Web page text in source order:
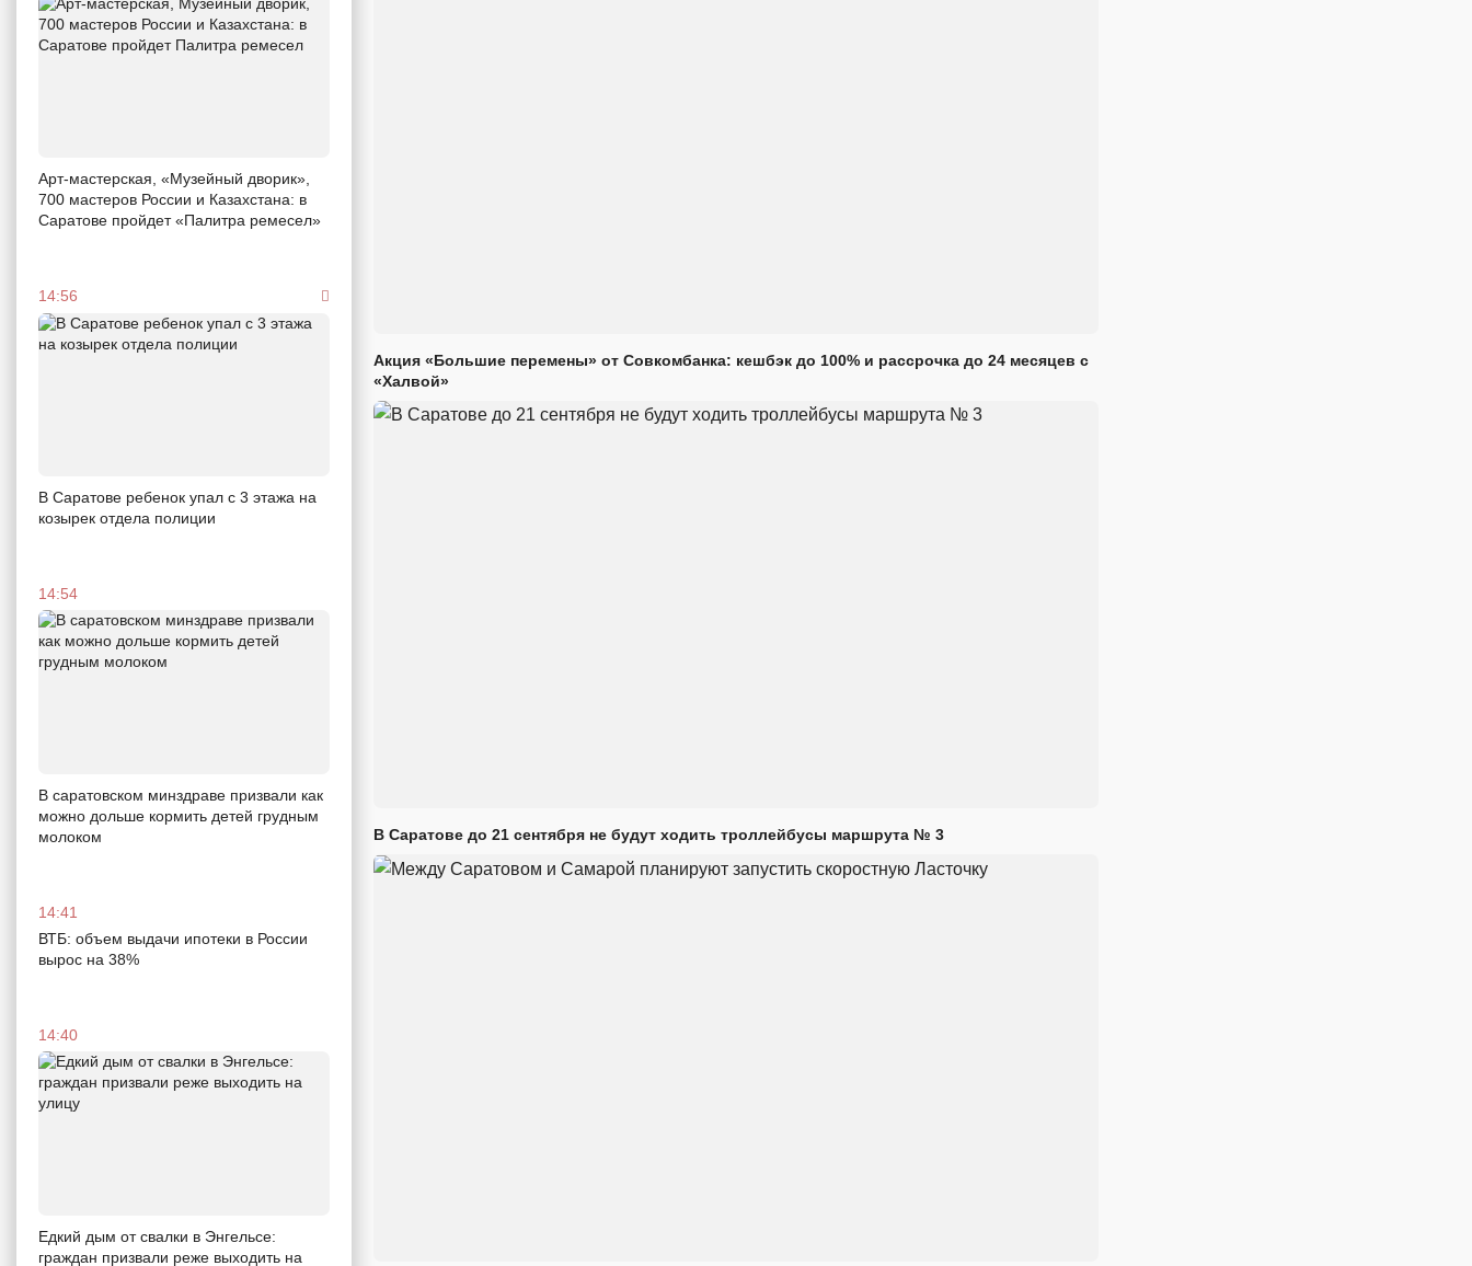
Арт-мастерская, «Музейный дворик»,
700 мастеров России и Казахстана: в
Саратове пройдет «Палитра ремесел»
14:56
В Саратове ребенок упал с 3 этажа на
козырек отдела полиции
14:54
В саратовском минздраве призвали как
можно дольше кормить детей грудным
молоком
14:41
ВТБ: объем выдачи ипотеки в России
вырос на 38%
14:40
Едкий дым от свалки в Энгельсе:
граждан призвали реже выходить на
Акция «Большие перемены» от Совкомбанка: кешбэк до 100% и рассрочка до 24 месяцев с
«Халвой»
В Саратове до 21 сентября не будут ходить троллейбусы маршрута № 3